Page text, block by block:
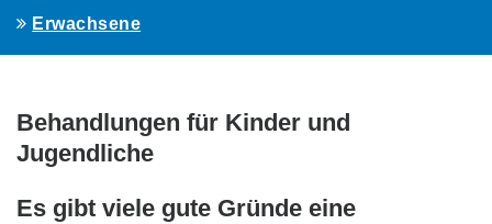
Kieferorthopädie
Erwachsene
Behandlungen für Kinder und
Jugendliche
Es gibt viele gute Gründe eine